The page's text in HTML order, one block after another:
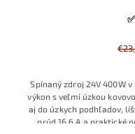
Spínaný zdroj 24V 400W
výkon s veľmi úzkou
aj do úzkych podhľadov,
prúd 16,6 A a praktické